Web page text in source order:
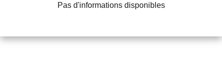
Pas d'informations disponibles